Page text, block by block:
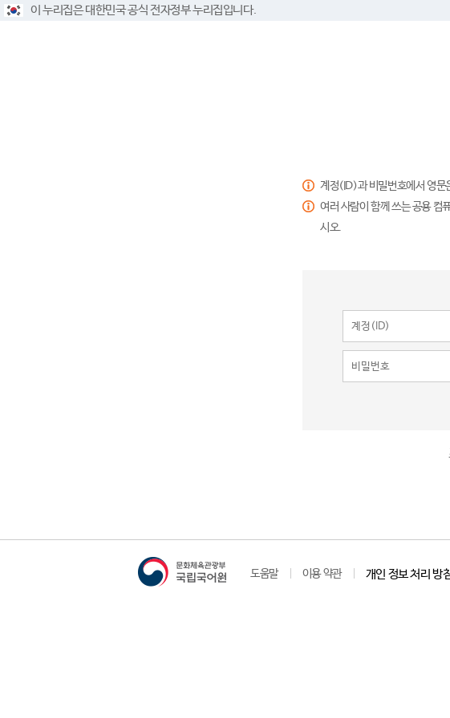
이 누리집은 대한민국 공식 전자정부 누리집입니다.
계정(ID)과 비밀번호에서 영문
여러 사람이 함께 쓰는 공용 컴
시오.
도움말 이용 약관 개인 정보 처리 방